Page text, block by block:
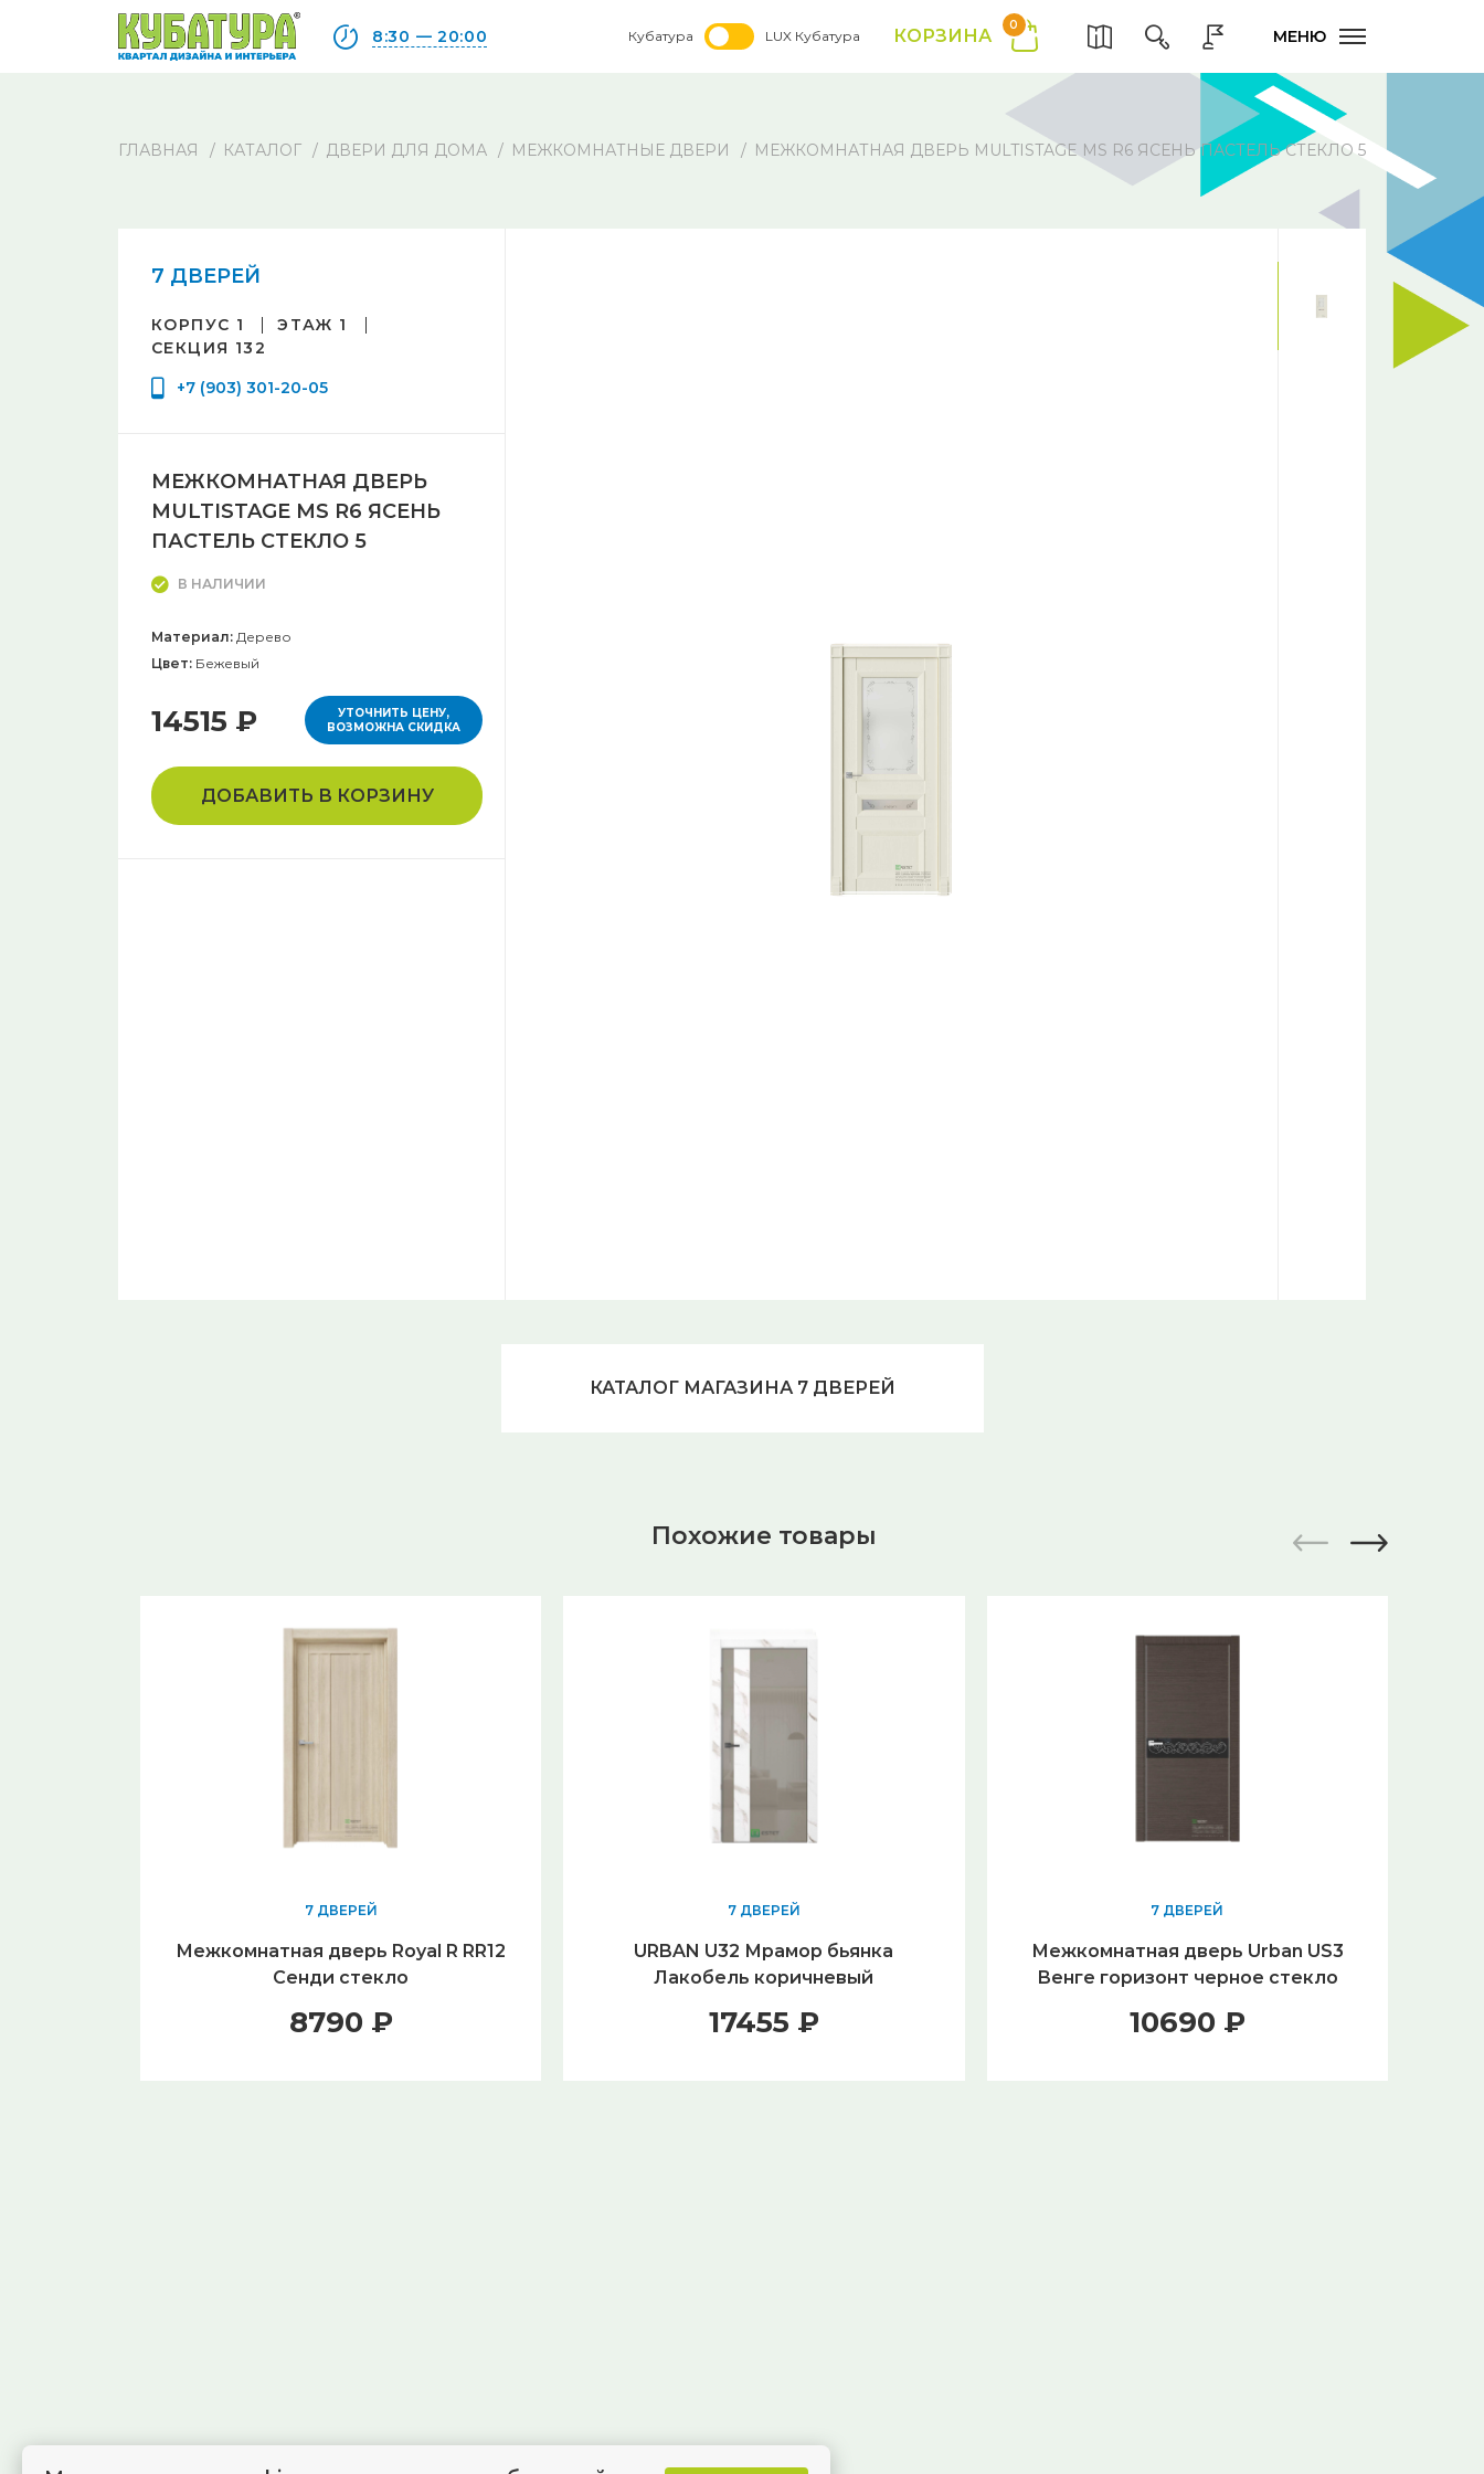
8:30 — 20:00 Кубатура LUX Кубатура КОРЗИНА
0
МЕНЮ
ГЛАВНАЯ КАТАЛОГ ДВЕРИ ДЛЯ ДОМА МЕЖКОМНАТНЫЕ ДВЕРИ МЕЖКОМНАТНАЯ ДВЕРЬ MULTISTAGE MS R6 ЯСЕНЬ ПАСТЕЛЬ СТЕКЛО 5
7 ДВЕРЕЙ
КОРПУС 1
ЭТАЖ 1
СЕКЦИЯ 132
+7 (903) 301-20-05
МЕЖКОМНАТНАЯ ДВЕРЬ
MULTISTAGE MS R6 ЯСЕНЬ
ПАСТЕЛЬ СТЕКЛО 5
В НАЛИЧИИ
Материал: Дерево
Цвет: Бежевый
14515 ₽
УТОЧНИТЬ ЦЕНУ,
ВОЗМОЖНА СКИДКА
ДОБАВИТЬ В КОРЗИНУ
КАТАЛОГ МАГАЗИНА 7 ДВЕРЕЙ
Похожие товары
7 ДВЕРЕЙ
Межкомнатная дверь Royal R RR12
Сенди стекло
8790 ₽
7 ДВЕРЕЙ
URBAN U32 Мрамор бьянка
Лакобель коричневый
17455 ₽
7 ДВЕРЕЙ
Межкомнатная дверь Urban US3
Венге горизонт черное стекло
10690 ₽